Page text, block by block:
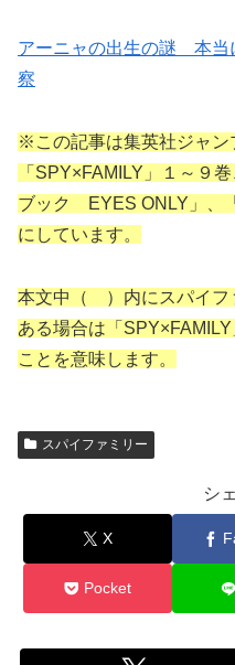
アーニャの出生の謎 本当
察
※この記事は集英社ジャン
「SPY×FAMILY」１～９
ブック EYES ONLY」、
にしています。
本文中（ ）内にスパイ
ある場合は「
ことを意味します。
スパイファミリー
シ
X
Pocket